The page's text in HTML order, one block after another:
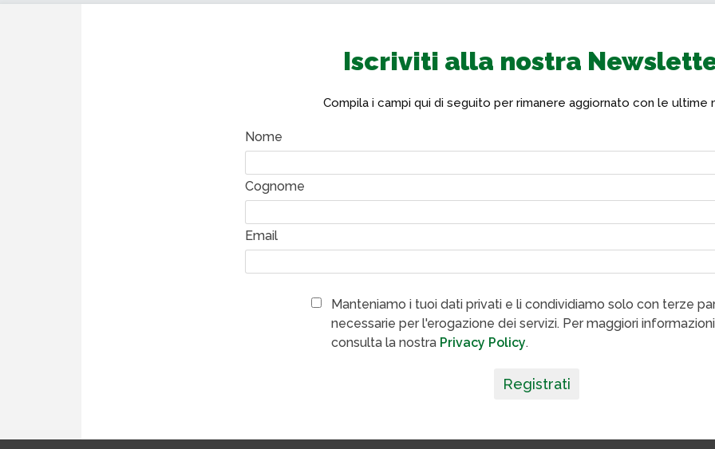
Iscriviti alla nostra
Compila i campi qui di seguito per rimanere aggiornato con le ultime
Nome
Cognome
Email
Manteniamo i tuoi dati privati e li condividiamo solo con terze
necessarie per l'erogazione dei servizi. Per maggiori
consulta la nostra Privacy Policy.
Registrati